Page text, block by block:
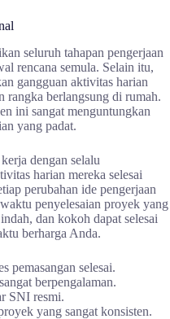
seluruh tahapan pengerjaan
rencana semula. Selain itu,
gangguan aktivitas harian
rangka berlangsung di rumah.
ini sangat menguntungkan
yang padat.
dengan selalu
harian mereka selesai
perubahan ide pengerjaan
penyelesaian proyek yang
dan kokoh dapat selesai
berharga Anda.
pemasangan selesai.
berpengalaman.
SNI resmi.
yang sangat konsisten.